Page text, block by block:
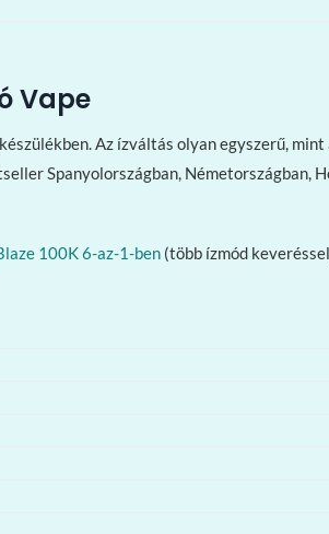
Vape
Az ízváltás olyan egyszerű,
Spanyolországban, Németországban,
100K 6-az-1-ben (több ízmód